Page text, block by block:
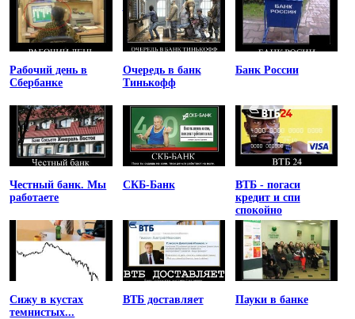
Магнитского
Рабочий день в
Сбербанке
Очередь в банк
Тинькофф
Банк России
Честный банк. Мы
работаете
СКБ-Банк
ВТБ - погаси
кредит и спи
спокойно
Сижу в кустах
темнистых...
ВТБ доставляет Пауки в банке